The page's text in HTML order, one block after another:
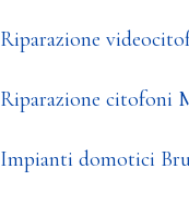
Riparazione
Riparazione citofoni
Impianti domotici